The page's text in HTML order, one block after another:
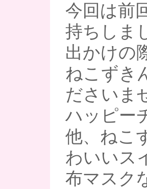
今回は前
持ちしま
出かけの
ねこずき
ださいま
ハッピー
他、ねこ
わいいス
布マスク